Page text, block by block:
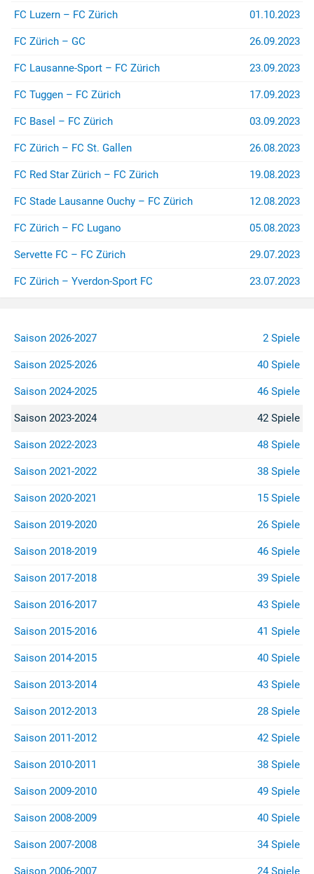
FC Luzern – FC Zürich 01.10.2023
FC Zürich – GC 26.09.2023
FC Lausanne-Sport – FC Zürich 23.09.2023
FC Tuggen – FC Zürich 17.09.2023
FC Basel – FC Zürich 03.09.2023
FC Zürich – FC St. Gallen 26.08.2023
FC Red Star Zürich – FC Zürich 19.08.2023
FC Stade Lausanne Ouchy – FC Zürich 12.08.2023
FC Zürich – FC Lugano 05.08.2023
Servette FC – FC Zürich 29.07.2023
FC Zürich – Yverdon-Sport FC 23.07.2023
Saison 2026-2027 2 Spiele
Saison 2025-2026 40 Spiele
Saison 2024-2025 46 Spiele
Saison 2023-2024 42 Spiele
Saison 2022-2023 48 Spiele
Saison 2021-2022 38 Spiele
Saison 2020-2021 15 Spiele
Saison 2019-2020 26 Spiele
Saison 2018-2019 46 Spiele
Saison 2017-2018 39 Spiele
Saison 2016-2017 43 Spiele
Saison 2015-2016 41 Spiele
Saison 2014-2015 40 Spiele
Saison 2013-2014 43 Spiele
Saison 2012-2013 28 Spiele
Saison 2011-2012 42 Spiele
Saison 2010-2011 38 Spiele
Saison 2009-2010 49 Spiele
Saison 2008-2009 40 Spiele
Saison 2007-2008 34 Spiele
Saison 2006-2007 24 Spiele